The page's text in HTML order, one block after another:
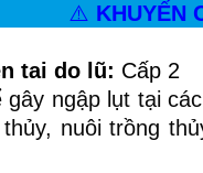
⚠️ KHUYẾN
tai do lũ: Cấp 2
gây ngập lụt tại
nuôi trồng